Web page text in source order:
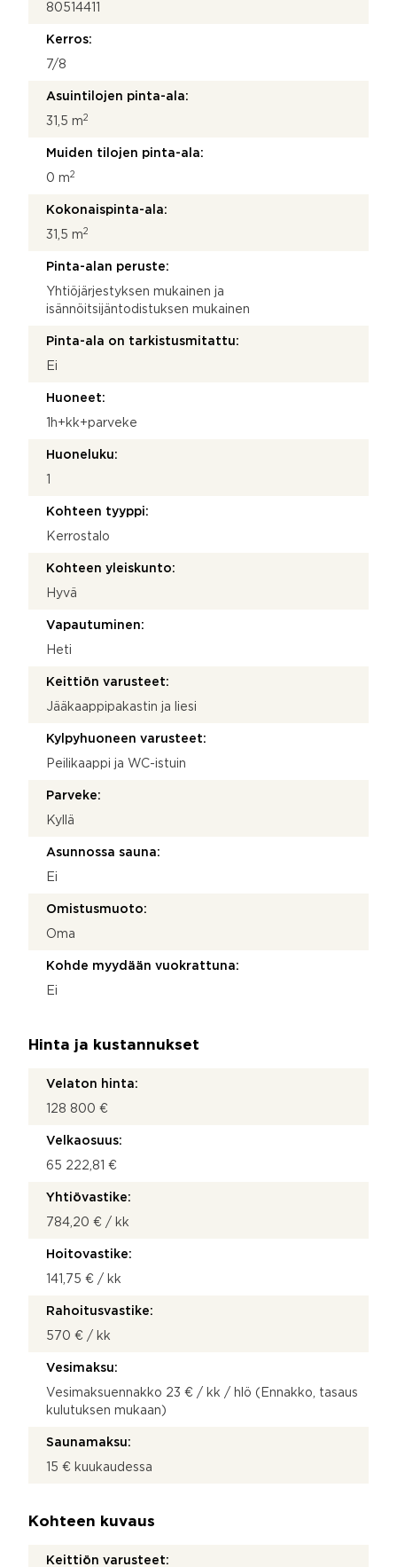
80514411
Kerros:
7/8
Asuintilojen pinta-ala:
31,5 m2
Muiden tilojen pinta-ala:
0 m2
Kokonaispinta-ala:
31,5 m2
Pinta-alan peruste:
Yhtiöjärjestyksen mukainen ja
isännöitsijäntodistuksen mukainen
Pinta-ala on tarkistusmitattu:
Ei
Huoneet:
1h+kk+parveke
Huoneluku:
Kohteen tyyppi:
Kerrostalo
Kohteen yleiskunto:
Hyvä
Vapautuminen:
Heti
Keittiön varusteet:
Jääkaappipakastin ja liesi
Kylpyhuoneen varusteet:
Peilikaappi ja WC-istuin
Parveke:
Kyllä
Asunnossa sauna:
Ei
Omistusmuoto:
Oma
Kohde myydään vuokrattuna:
Ei
Hinta ja kustannukset
Velaton hinta:
128 800 €
Velkaosuus:
65 222,81 €
Yhtiövastike:
784,20 € / kk
Hoitovastike:
141,75 € / kk
Rahoitusvastike:
570 € / kk
Vesimaksu:
Vesimaksuennakko 23 € / kk / hlö (Ennakko, tasaus
kulutuksen mukaan)
Saunamaksu:
15 € kuukaudessa
Kohteen kuvaus
Keittiön varusteet: